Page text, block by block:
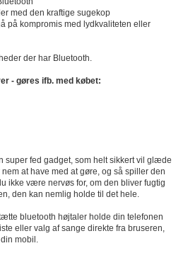
med den kraftige sugekop
på kompromis med lydkvaliteten eller
der har Bluetooth.
- gøres ifb. med købet:
super fed gadget, som helt sikkert vil glæde
at have med at gøre, og så spiller den
ikke være nervøs for, om den bliver fugtig
den kan nemlig holde til det hele.
bluetooth højtaler holde din telefonen
eller valg af sange direkte fra bruseren,
mobil.